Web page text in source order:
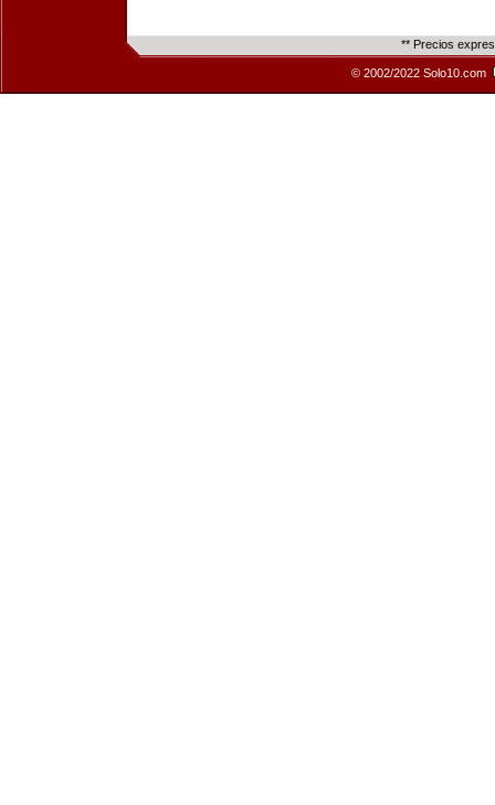
** Precios
© 2002/2022 Solo10.com